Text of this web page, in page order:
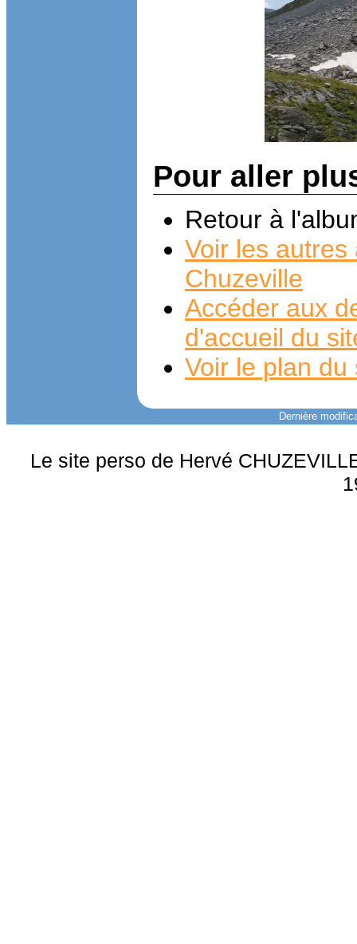
Pour aller
Retour à
Voir les
Chuzeville
Accéder aux
d'accueil du
Voir le plan du
Dernière
Le site perso de Hervé